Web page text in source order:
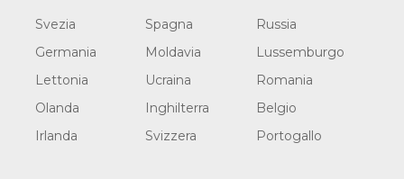
Svezia Spagna
Russia
Germania
Moldavia
Lussemburgo
Lettonia
Ucraina
Romania
Olanda
Inghilterra
Belgio
Irlanda
Svizzera Portogallo